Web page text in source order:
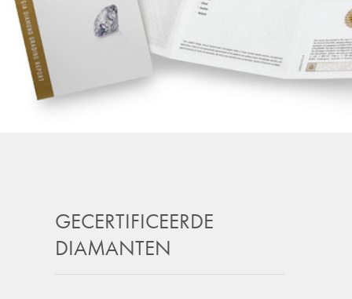
GECERTIFICEERDE
DIAMANTEN